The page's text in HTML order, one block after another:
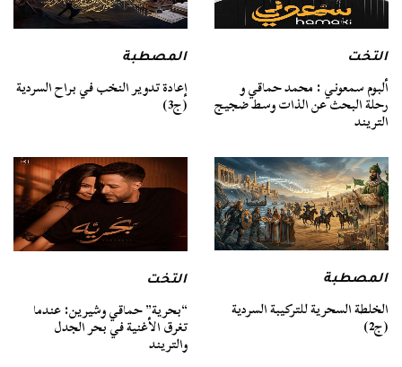
التخت
ألبوم سمعوني : محمد حماقي و
رحلة البحث عن الذات وسط ضجيج
التريند
المصطبة
إعادة تدوير النخب في براح السردية
(ج3)
المصطبة
الخلطة السحرية للتركيبة السردية
(ج2)
التخت
“بحرية” حماقي وشيرين: عندما
تغرق الأغنية في بحر الجدل
والتريند